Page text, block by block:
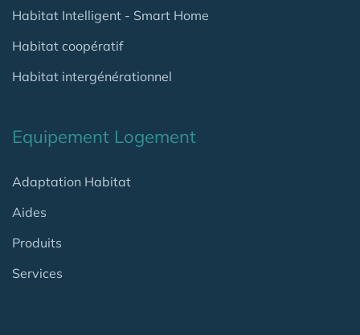
Habitat Intelligent - Smart Home
Habitat coopératif
Habitat intergénérationnel
Equipement Logement
Adaptation Habitat
Aides
Produits
Services